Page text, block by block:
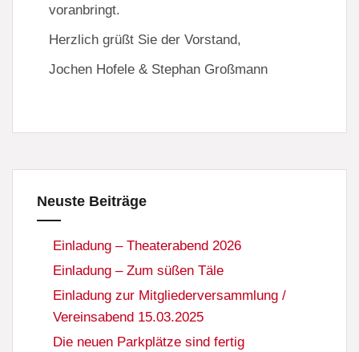
voranbringt.
Herzlich grüßt Sie der Vorstand,
Jochen Hofele & Stephan Großmann
Neuste Beiträge
Einladung – Theaterabend 2026
Einladung – Zum süßen Täle
Einladung zur Mitgliederversammlung /
Vereinsabend 15.03.2025
Die neuen Parkplätze sind fertig